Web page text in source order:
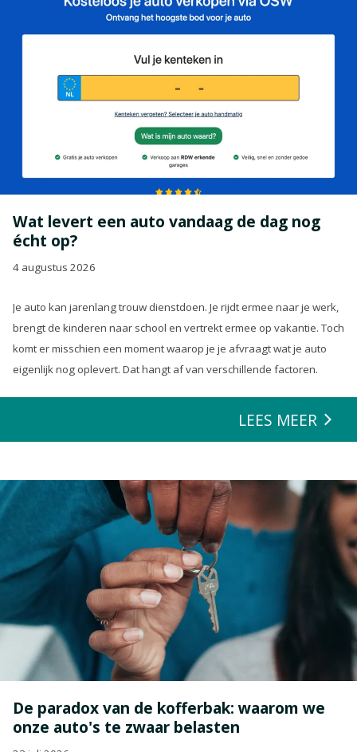
Wat levert een auto vandaag de dag nog
écht op?
4 augustus 2026
Je auto kan jarenlang trouw dienstdoen. Je rijdt ermee naar je werk,
brengt de kinderen naar school en vertrekt ermee op vakantie. Toch
komt er misschien een moment waarop je je afvraagt wat je auto
eigenlijk nog oplevert. Dat hangt af van verschillende factoren.
LEES MEER
De paradox van de kofferbak: waarom we
onze auto's te zwaar belasten